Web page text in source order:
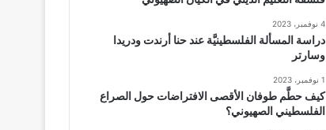
4 نوفمبر، 2023
دراسة المسألة الفلسطينيَّة عند حنا أرندت ودريدا
وسارتر
1 نوفمبر، 2023
كيف حطَّم طوفان الأقصى الافتراضات حول الصراع
الفلسطيني الصهيوني؟